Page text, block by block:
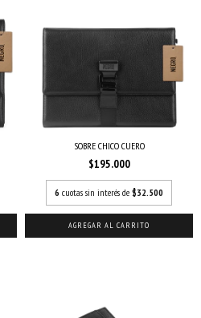
SOBRE CHICO CUERO
$195.000
6 cuotas sin interés de $32.500